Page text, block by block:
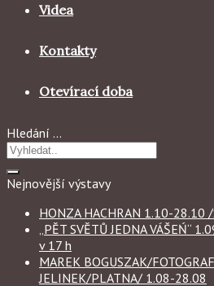
Videa
Kontakty
Otevírací doba
Hledání …
Nejnovější výstavy
HONZA HACHRAN 1.10-28.10
„PĚT SVĚTŮ JEDNA VÁŠEŃ“
v 17 h
MAREK BOGUSZAK/
JELINEK/PLATNA/ 1.08-28.08